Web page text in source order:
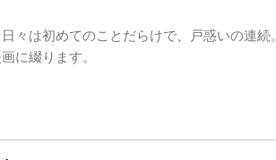
々は初めてのことだらけで、戸惑いの連続
に綴ります。